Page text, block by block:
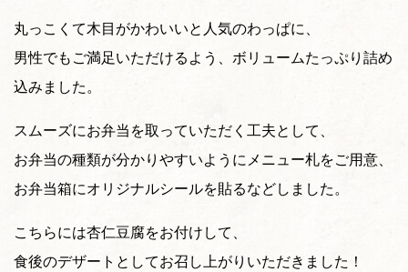
丸っこくて木目がかわいいと人気のわっぱに、
男性でもご満足いただけるよう、ボリュームたっぷり詰め
込みました。
スムーズにお弁当を取っていただく工夫として、
お弁当の種類が分かりやすいようにメニュー札をご用意、
お弁当箱にオリジナルシールを貼るなどしました。
こちらには杏仁豆腐をお付けして、
食後のデザートとしてお召し上がりいただきました！